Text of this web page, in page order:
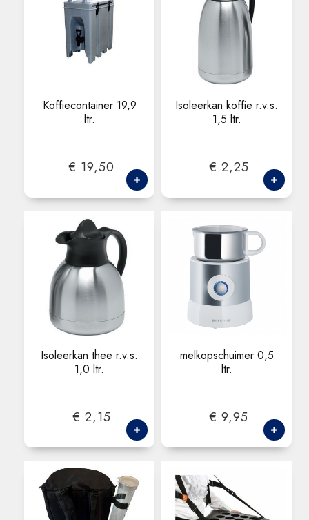
Koffiecontainer 19,9
ltr.
€ 19,50
Isoleerkan koffie r.v.s.
1,5 ltr.
€ 2,25
Isoleerkan thee r.v.s.
1,0 ltr.
€ 2,15
melkopschuimer 0,5
ltr.
€ 9,95